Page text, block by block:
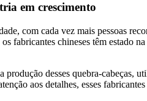
em crescimento
com cada vez mais pessoas
chineses têm estado
desses quebra-cabeças,
aos detalhes, esses